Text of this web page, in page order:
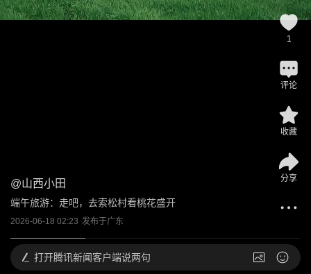
@山西小田
端午旅游：走吧，去索松村看桃花盛开
2026-06-18 02:23 发布于广东
1
评论
收藏
分享
打开腾讯新闻客户端说两句